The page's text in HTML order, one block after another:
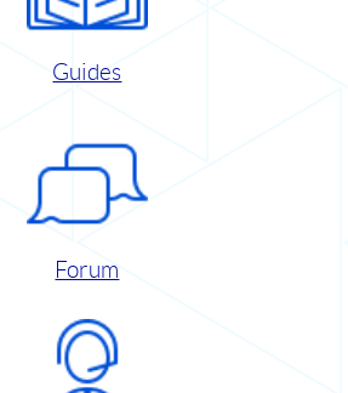
Guides
Forum